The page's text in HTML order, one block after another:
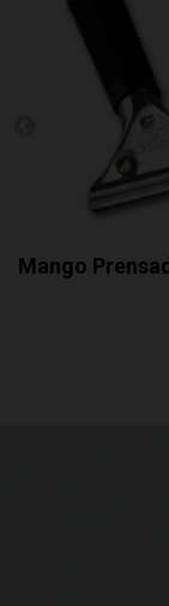
Mango